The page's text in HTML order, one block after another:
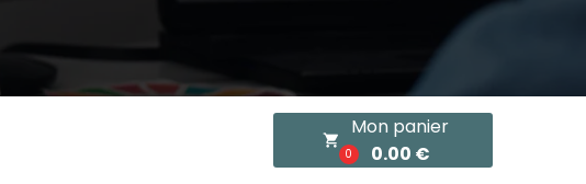
local_grocery_store
0
Mon panier
0.00 €